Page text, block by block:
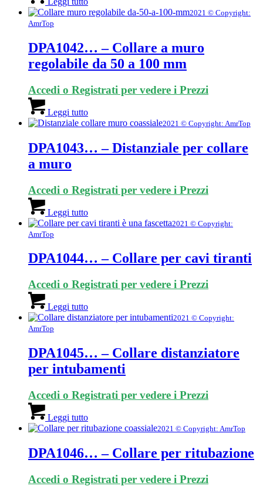
2021 © Copyright:
AmrTop
DPA1042… – Collare a muro
regolabile da 50 a 100 mm
Accedi o Registrati per vedere i Prezzi
Leggi tutto
2021 © Copyright: AmrTop
DPA1043… – Distanziale per collare
a muro
Accedi o Registrati per vedere i Prezzi
Leggi tutto
2021 © Copyright:
AmrTop
DPA1044… – Collare per cavi tiranti
Accedi o Registrati per vedere i Prezzi
Leggi tutto
2021 © Copyright:
AmrTop
DPA1045… – Collare distanziatore
per intubamenti
Accedi o Registrati per vedere i Prezzi
Leggi tutto
2021 © Copyright: AmrTop
DPA1046… – Collare per ritubazione
Accedi o Registrati per vedere i Prezzi